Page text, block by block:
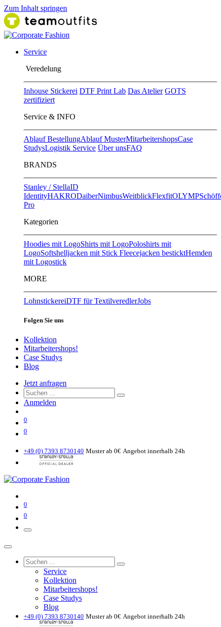
Zum Inhalt springen
Service
Ver​edelung
Inhouse Stickerei DTF Print Lab Das Atelier GOTS
zertifiziert
Service & INFO
Ablauf BestellungAblauf MusterMitarbeitershopsCase
StudysLogistik Service Über unsFAQ
BRANDS
Stanley / StellaID
IdentityHAKRODaiberNimbusWeitblickFlexfitOLYMP
Pro
Kategorien
Hoodies mit LogoShirts mit LogoPoloshirts mit
LogoSoftshelljacken mit Stick Fleecejacken besticktHemden
mit Logostick
MORE
LohnstickereiDTF für TextilveredlerJobs
Folgen Sie uns
Kollektion
Mitarbeitershops!
Case Studys
Blog
Jetzt anfragen
Anmelden
0
0
+49 (0) 7393 8730140 Muster ab 0€ Angebot innerhalb 24h
0
0
Service
Kollektion
Mitarbeitershops!
Case Studys
Blog
+49 (0) 7393 8730140 Muster ab 0€ Angebot innerhalb 24h